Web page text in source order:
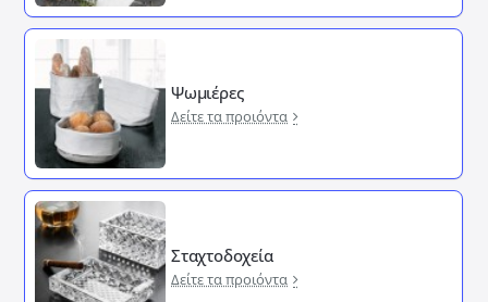
Ψωμιέρες
Δείτε τα προιόντα
Σταχτοδοχεία
Δείτε τα προιόντα